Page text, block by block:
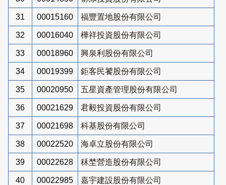
31 00015160 福豐置地股份有限公司
32 00016040 樺祥投資股份有限公司
33 00018960 興泉利股份有限公司
34 00019399 鉅客民饕股份有限公司
35 00020950 五星資產管理股份有限公司
36 00021629 君毅投資股份有限公司
37 00021698 科基股份有限公司
38 00022520 海卓立股份有限公司
39 00022628 秝埜營造股份有限公司
40 00022985 嘉宇建設股份有限公司